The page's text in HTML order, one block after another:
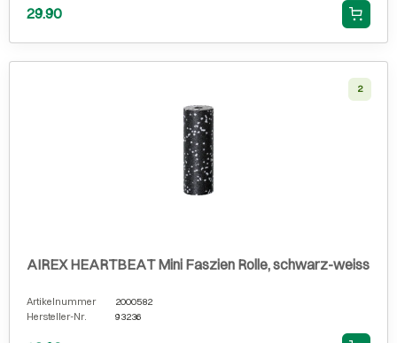
29.90
2
AIREX HEARTBEAT Mini Faszien Rolle, schwarz-weiss
Artikelnummer
2000582
Hersteller-Nr.
93236